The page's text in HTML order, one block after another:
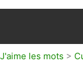
J'aime les mots >